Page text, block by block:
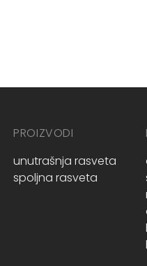
PROIZVODI
unutrašnja rasveta
spoljna rasveta